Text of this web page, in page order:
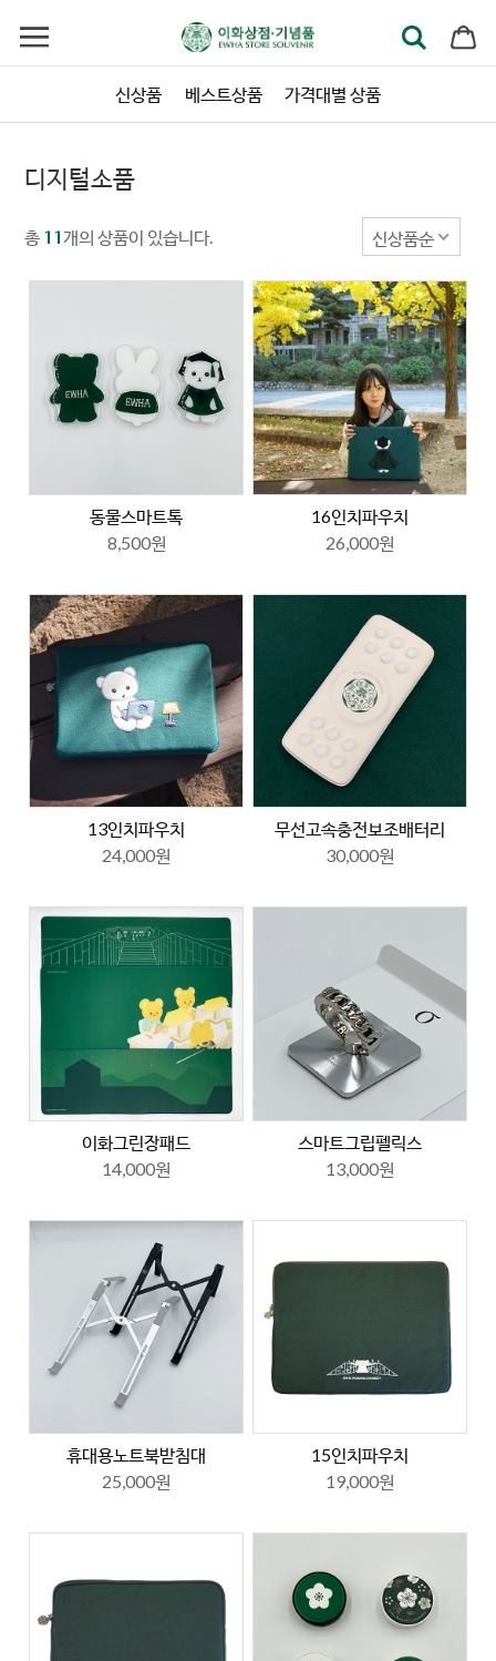
신상품 베스트상품 가격대별 상품
디지털소품
총 11개의 상품이 있습니다. 신상품순
동물스마트톡
8,500원
16인치파우치
26,000원
13인치파우치
24,000원
무선고속충전보조배터리
30,000원
이화그린장패드
14,000원
스마트그립펠릭스
13,000원
휴대용노트북받침대
25,000원
15인치파우치
19,000원